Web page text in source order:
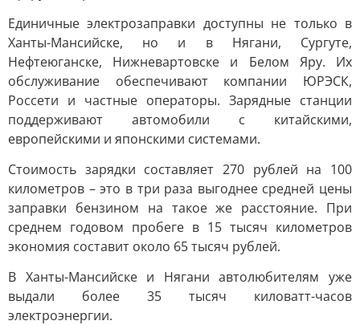
Единичные электрозаправки доступны не только в
Ханты-Мансийске, но и в Нягани, Сургуте,
Нефтеюганске, Нижневартовске и Белом Яру. Их
обслуживание обеспечивают компании ЮРЭСК,
Россети и частные операторы. Зарядные станции
поддерживают автомобили с китайскими,
европейскими и японскими системами.
Стоимость зарядки составляет 270 рублей на 100
километров – это в три раза выгоднее средней цены
заправки бензином на такое же расстояние. При
среднем годовом пробеге в 15 тысяч километров
экономия составит около 65 тысяч рублей.
В Ханты-Мансийске и Нягани автолюбителям уже
выдали более 35 тысяч киловатт-часов
электроэнергии.